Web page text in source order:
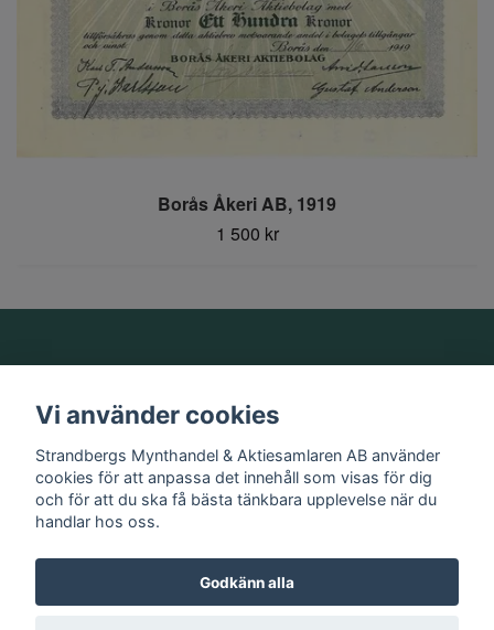
Borås Åkeri AB, 1919
1 500 kr
Information
Sociala medier
Vi använder cookies
Strandbergs Mynthandel & Aktiesamlaren AB använder
cookies för att anpassa det innehåll som visas för dig
och för att du ska få bästa tänkbara upplevelse när du
handlar hos oss.
Godkänn alla